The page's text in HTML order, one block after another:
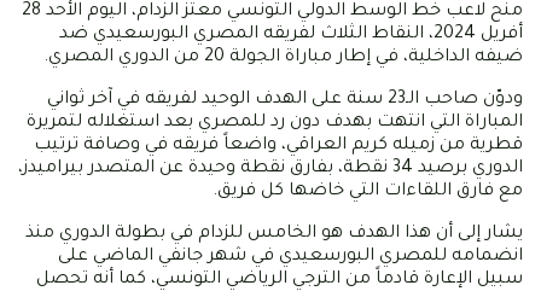
منح لاعب خط الوسط الدولي التونسي معتز الزدام، اليوم الأحد 28
أفريل 2024، النقاط الثلاث لفريقه المصري البورسعيدي ضد
ضيفه الداخلية، في إطار مباراة الجولة 20 من الدوري المصري.
ودوّن صاحب الـ23 سنة على الهدف الوحيد لفريقه في آخر ثواني
المباراة التي انتهت بهدف دون رد للمصري بعد استغلاله لتمريرة
قطرية من زميله كريم العراقي، واضعاً فريقه في وصافة ترتيب
الدوري برصيد 34 نقطة، بفارق نقطة وحيدة عن المتصدر بيراميدز،
مع فارق اللقاءات التي خاضها كل فريق.
يشار إلى أن هذا الهدف هو الخامس للزدام في بطولة الدوري منذ
انضمامه للمصري البورسعيدي في شهر جانفي الماضي على
سبيل الإعارة قادماً من الترجي الرياضي التونسي، كما أنه تحصل